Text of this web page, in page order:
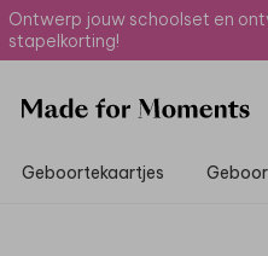
Ontwerp jouw schoolset en
stapelkorting!
Geboortekaartjes